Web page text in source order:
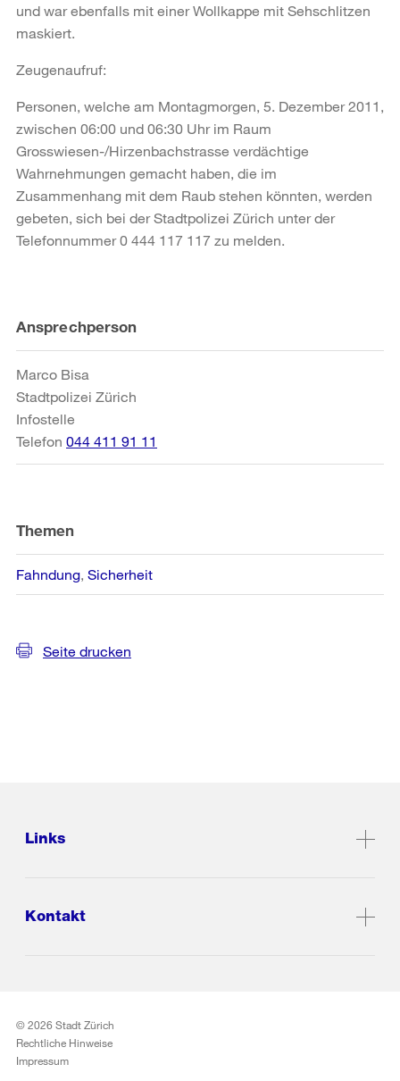
und war ebenfalls mit einer Wollkappe mit Sehschlitzen
maskiert.
Zeugenaufruf:
Personen, welche am Montagmorgen, 5. Dezember 2011,
zwischen 06:00 und 06:30 Uhr im Raum
Grosswiesen-/Hirzenbachstrasse verdächtige
Wahrnehmungen gemacht haben, die im
Zusammenhang mit dem Raub stehen könnten, werden
gebeten, sich bei der Stadtpolizei Zürich unter der
Telefonnummer 0 444 117 117 zu melden.
Weitere
Informationen
Ansprechperson
Marco Bisa
Stadtpolizei Zürich
Infostelle
Telefon 044 411 91 11
Themen
Fahndung Sicherheit
Seite drucken
Links
Kontakt
© 2026 Stadt Zürich
Rechtliche Hinweise
Impressum